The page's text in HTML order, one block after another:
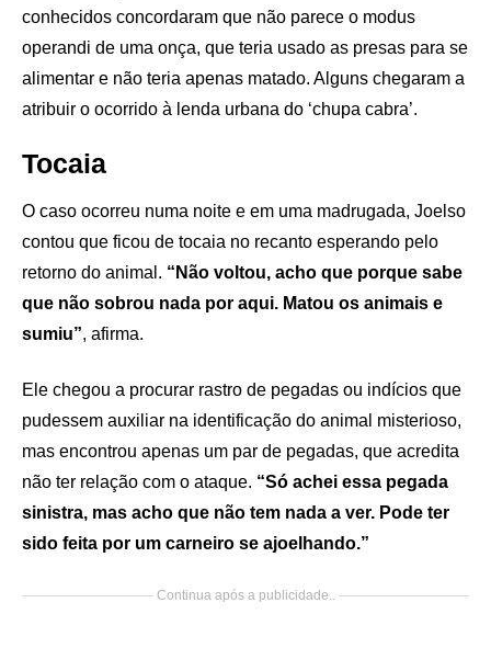
conhecidos concordaram que não parece o modus
operandi de uma onça, que teria usado as presas para se
alimentar e não teria apenas matado. Alguns chegaram a
atribuir o ocorrido à lenda urbana do ‘chupa cabra’.
Tocaia
O caso ocorreu numa noite e em uma madrugada, Joelso
contou que ficou de tocaia no recanto esperando pelo
retorno do animal. “Não voltou, acho que porque sabe
que não sobrou nada por aqui. Matou os animais e
sumiu”, afirma.
Ele chegou a procurar rastro de pegadas ou indícios que
pudessem auxiliar na identificação do animal misterioso,
mas encontrou apenas um par de pegadas, que acredita
não ter relação com o ataque. “Só achei essa pegada
sinistra, mas acho que não tem nada a ver. Pode ter
sido feita por um carneiro se ajoelhando.”
Continua após a publicidade..